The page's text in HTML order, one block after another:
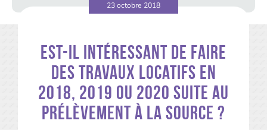
23 octobre 2018
Est-il intéressant de faire
des travaux locatifs en
2018, 2019 ou 2020 suite au
prélèvement à la source ?